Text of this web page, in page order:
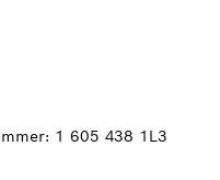
1 605 438 1L3